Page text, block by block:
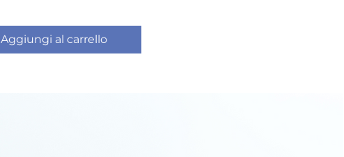
Aggiungi al carrello